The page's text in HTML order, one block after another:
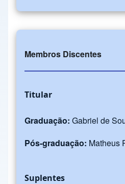
Membros Discentes
Titular
Graduação: Gabriel de
Pós-graduação: Matheus
Suplentes